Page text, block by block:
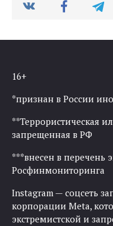
16+
*признан в России
**Террористическая
запрещенная в РФ
***внесен в перечень
Росфинмониторинга
Instagram — соцсеть
корпорации Meta,
экстремистской и